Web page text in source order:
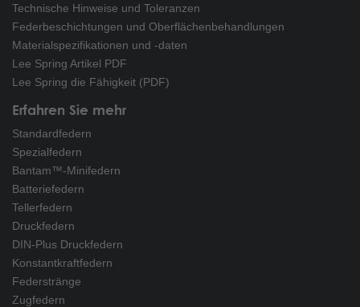
Technische Hinweise und Toleranzen
Federbeschichtungen und Oberflächenbehandlungen
Materialspezifikationen und -daten
Lee Spring Artikel PDF
Lee Spring die Fähigkeit (PDF)
Erfahren Sie mehr
Standardfedern
Spezialfedern
Bantam™-Minifedern
Batteriefedern
Tellerfedern
Druckfedern
DIN-Plus Druckfedern
Konstantkraftfedern
Federstränge
Zugfedern